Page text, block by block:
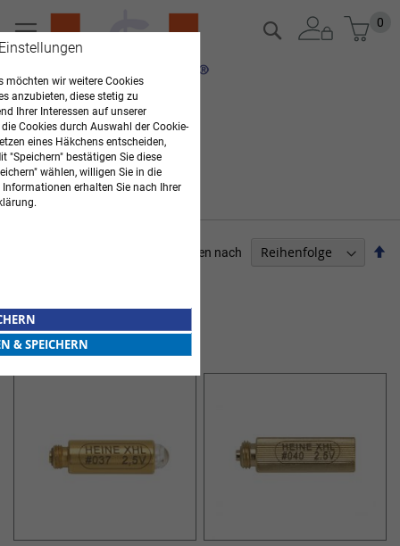
Zum
Inhalt
0
Suche
Artikel
Sortieren nach
HEINE HALOGENLAMPEN
möchten wir weitere Cookies
anzubieten, diese stetig zu
Ihrer Interessen auf unserer
Cookies durch Auswahl der Cookie-
eines Häkchens entscheiden,
"Speichern" bestätigen Sie diese
wählen, willigen Sie in die
erhalten Sie nach Ihrer
& SPEICHERN